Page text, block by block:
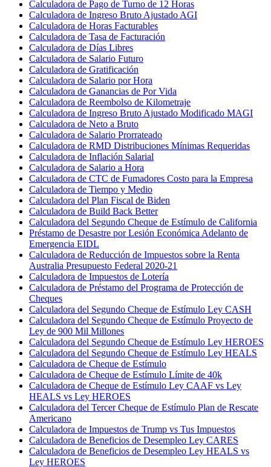
Calculadora de Pago de Turno de 12 Horas
Calculadora de Ingreso Bruto Ajustado AGI
Calculadora de Horas Facturables
Calculadora de Tasa de Facturación
Calculadora de Días Libres
Calculadora de Salario Futuro
Calculadora de Gratificación
Calculadora de Salario por Hora
Calculadora de Ganancias de Por Vida
Calculadora de Reembolso de Kilometraje
Calculadora de Ingreso Bruto Ajustado Modificado MAGI
Calculadora de Neto a Bruto
Calculadora de Salario Prorrateado
Calculadora de RMD Distribuciones Mínimas Requeridas
Calculadora de Inflación Salarial
Calculadora de Salario a Hora
Calculadora de CTC de Fumadores Costo para la Empresa
Calculadora de Tiempo y Medio
Calculadora del Plan Fiscal de Biden
Calculadora de Build Back Better
Calculadora del Segundo Cheque de Estímulo de California
Préstamo de Desastre por Lesión Económica Adelanto de
Emergencia EIDL
Calculadora de Reducción de Impuestos sobre la Renta
Australia Presupuesto Federal 2020-21
Calculadora de Impuestos de Lotería
Calculadora de Préstamo del Programa de Protección de
Cheques
Calculadora del Segundo Cheque de Estímulo Ley CASH
Calculadora del Segundo Cheque de Estímulo Proyecto de
Ley de 900 Mil Millones
Calculadora del Segundo Cheque de Estímulo Ley HEROES
Calculadora del Segundo Cheque de Estímulo Ley HEALS
Calculadora de Cheque de Estímulo
Calculadora de Cheque de Estímulo Límite de 40k
Calculadora de Cheque de Estímulo Ley CAAF vs Ley
HEALS vs Ley HEROES
Calculadora del Tercer Cheque de Estímulo Plan de Rescate
Americano
Calculadora de Impuestos de Trump vs Tus Impuestos
Calculadora de Beneficios de Desempleo Ley CARES
Calculadora de Beneficios de Desempleo Ley HEALS vs
Ley HEROES